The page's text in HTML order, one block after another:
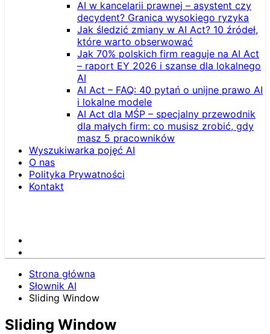
AI w kancelarii prawnej – asystent czy
decydent? Granica wysokiego ryzyka
Jak śledzić zmiany w AI Act? 10 źródeł,
które warto obserwować
Jak 70% polskich firm reaguje na AI Act
– raport EY 2026 i szanse dla lokalnego
AI
AI Act – FAQ: 40 pytań o unijne prawo AI
i lokalne modele
AI Act dla MŚP – specjalny przewodnik
dla małych firm: co musisz zrobić, gdy
masz 5 pracowników
Wyszukiwarka pojęć AI
O nas
Polityka Prywatności
Kontakt
Strona główna
Słownik AI
Sliding Window
Sliding Window